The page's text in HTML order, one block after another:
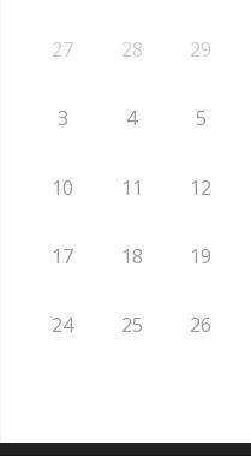
27 28 29
3 4 5
10 11 12
17 18 19
24 25 26